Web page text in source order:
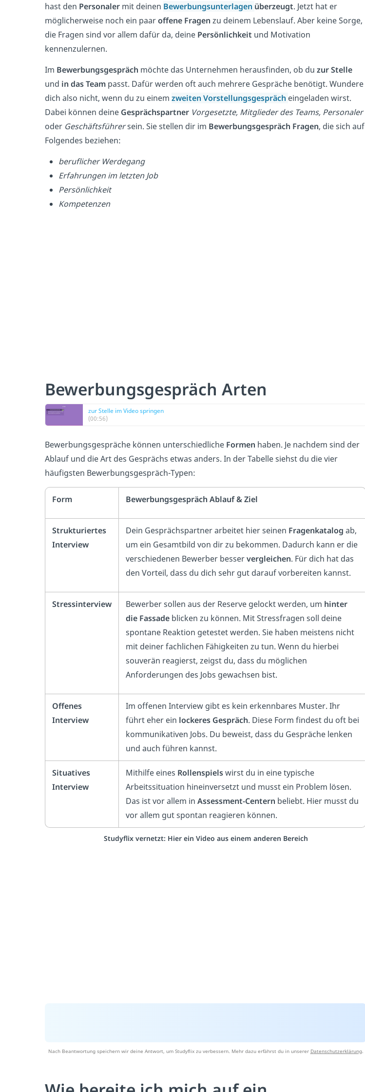
hast den Personaler mit deinen Bewerbungsunterlagen überzeugt. Jetzt hat er
möglicherweise noch ein paaroffene Fragen zu deinem Lebenslauf. Aber keine Sorge,
die Fragen sind vor allem dafür da, deine Persönlichkeit und Motivation
kennenzulernen.
Im Bewerbungsgespräch möchte das Unternehmen herausfinden, ob du zur Stelle
und in dasTeam passt. Dafür werden oft auch mehrere Gespräche benötigt. Wundere
dich also nicht, wenn du zu einem zweiten Vorstellungsgespräch eingeladen wirst.
Dabei können deine Gesprächspartner Vorgesetzte, Mitglieder des Teams, Personaler
oder Geschäftsführersein. Sie stellen dir im Bewerbungsgespräch Fragen, die sich auf
Folgendes beziehen:
beruflicher Werdegang
Erfahrungen im letzten Job
Persönlichkeit
Kompetenzen
Bewerbungsgespräch Arten
zur Stelle im Video springen
(00:56)
Bewerbungsgespräche können unterschiedliche Formen haben. Je nachdem sind der
Ablauf und die Art des Gesprächs etwas anders. In der Tabelle siehst du die vier
häufigsten Bewerbungsgespräch-Typen:
Form Bewerbungsgespräch Ablauf & Ziel
Strukturiertes
Interview
Dein Gesprächspartner arbeitet hier seinen Fragenkatalog ab,
um ein Gesamtbild von dir zu bekommen. Dadurch kann er die
verschiedenen Bewerber besservergleichen. Für dich hat das
den Vorteil, dass du dich sehr gut darauf vorbereiten kannst.
Stressinterview Bewerber sollen aus der Reserve gelockt werden, um hinter
die Fassade blicken zu können. Mit Stressfragen soll deine
spontane Reaktion getestet werden. Sie haben meistens nicht
mit deiner fachlichen Fähigkeiten zu tun. Wenn du hierbei
souverän reagierst, zeigst du, dass du möglichen
Anforderungen des Jobs gewachsen bist.
Offenes
Interview
Im offenen Interview gibt es kein erkennbares Muster. Ihr
führt eher ein lockeres Gespräch. Diese Form findest du oft bei
kommunikativen Jobs. Du beweist, dass du Gespräche lenken
und auch führen kannst.
Situatives
Interview
Mithilfe eines Rollenspielswirst du in eine typische
Arbeitssituation hineinversetzt und musst ein Problem lösen.
Das ist vor allem in Assessment-Centern beliebt. Hier musst du
vor allem gut spontan reagieren können.
Studyflix vernetzt: Hier ein Video aus einem anderen Bereich
Nach Beantwortung speichern wir deine Antwort, um Studyflix zu verbessern. Mehr dazu erfährst du in unserer Datenschutzerklärung.